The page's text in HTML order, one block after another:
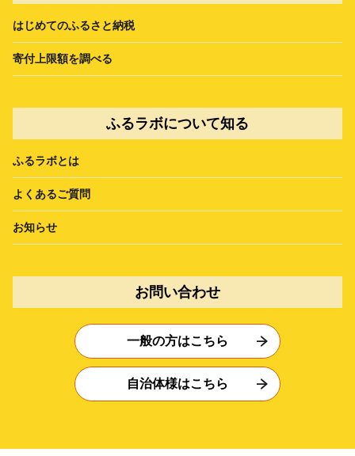
はじめてのふるさと納税
寄付上限額を調べる
ふるラボについて知る
ふるラボとは
よくあるご質問
お知らせ
お問い合わせ
一般の方はこちら
自治体様はこちら